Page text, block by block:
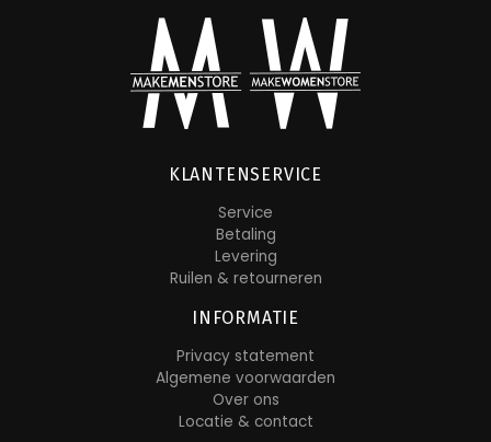
KLANTENSERVICE
Service
Betaling
Levering
Ruilen & retourneren
INFORMATIE
Privacy statement
Algemene voorwaarden
Over ons
Locatie & contact